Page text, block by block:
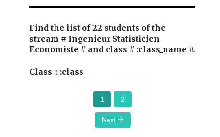
Find the list of 22 students of the
stream # Ingenieur Statisticien
Economiste # and class # :class_name #.
Class :: :class
1 2
Next